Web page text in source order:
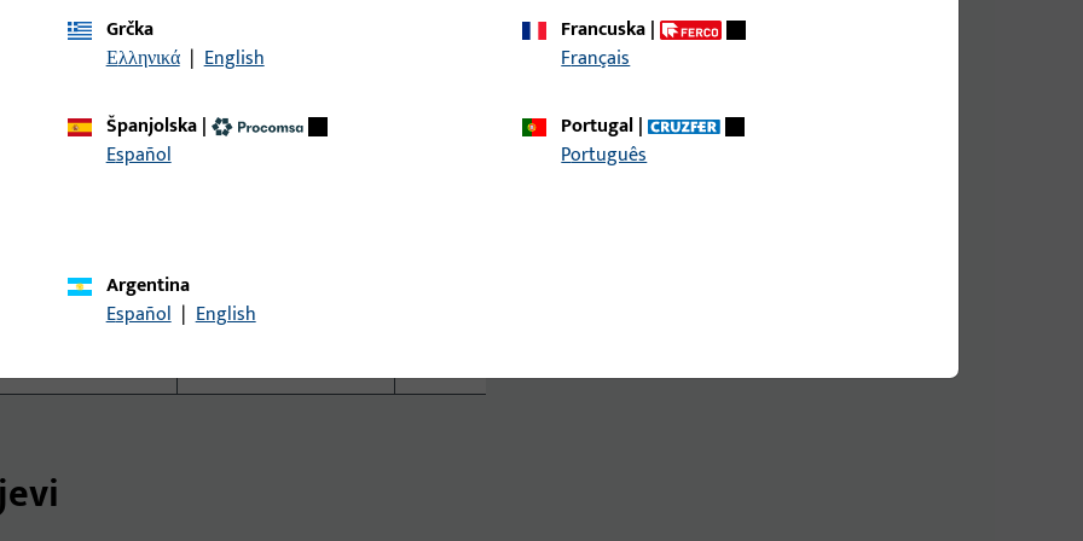
opcionalno
opcionalno
25–90 33–80
33–80
Grčka
Ελληνικά | English
Francuska|
Français
Španjolska|
Español
Portugal|
Português
Argentina
Español | English